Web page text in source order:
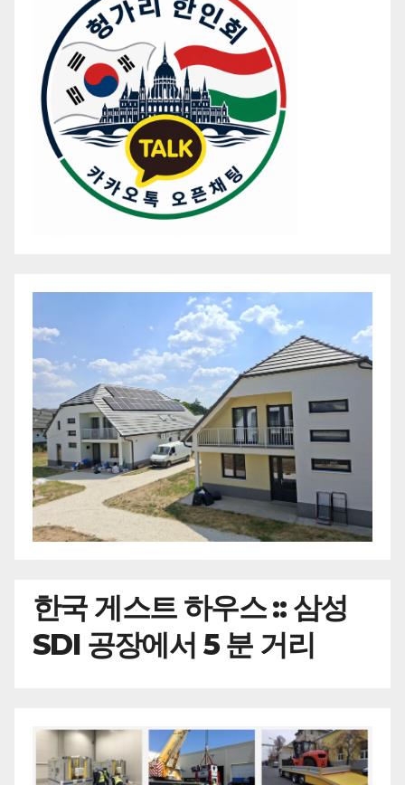
한국 게스트 하우스 :: 삼성
SDI 공장에서 5 분 거리